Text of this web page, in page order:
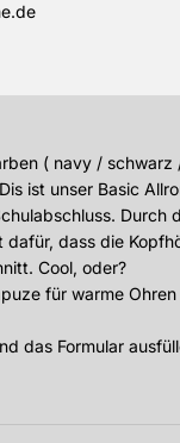
( navy /
ist unser Basic
Durch
dass die
Cool, oder?
für warme
das Formular